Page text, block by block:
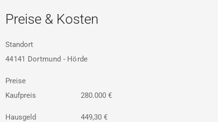
Preise & Kosten
Standort
44141 Dortmund - Hörde
Preise
Kaufpreis
280.000 €
Hausgeld 449,30 €